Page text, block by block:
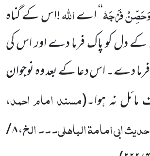
فَرْجَہٗ‘‘ اےاللّٰہ!اس کے گناہ
کو پاک فرما دے اور اس کی
فرما دے۔ اس دعا کے بعد وہ نوجوان
مائل نہ ہوا۔(مسند امام احمد،
ابی امامۃ الباہلی۔۔۔ الخ، ۸ /